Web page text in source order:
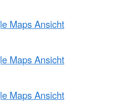
Maps Ansicht
Maps Ansicht
Maps Ansicht